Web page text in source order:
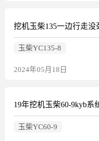
挖机玉柴135一边行走没
玉柴YC135-8
2024年05月18日
玉柴YC60-9